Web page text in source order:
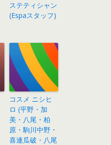
ステティシャン
(Espaスタッフ)
コスメ ニシヒ
ロ (平野・加
美・八尾・柏
原・駒川中野・
喜連瓜破・八尾